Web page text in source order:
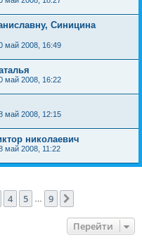
Синицина
май 2008, 16:49
май 2008, 16:22
май 2008, 12:15
николаевич
май 2008, 11:22
из
4 5 9
Перейти